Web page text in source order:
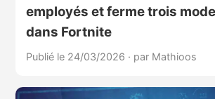
employés et ferme trois
dans Fortnite
Publié le 24/03/2026 · par Mathioos